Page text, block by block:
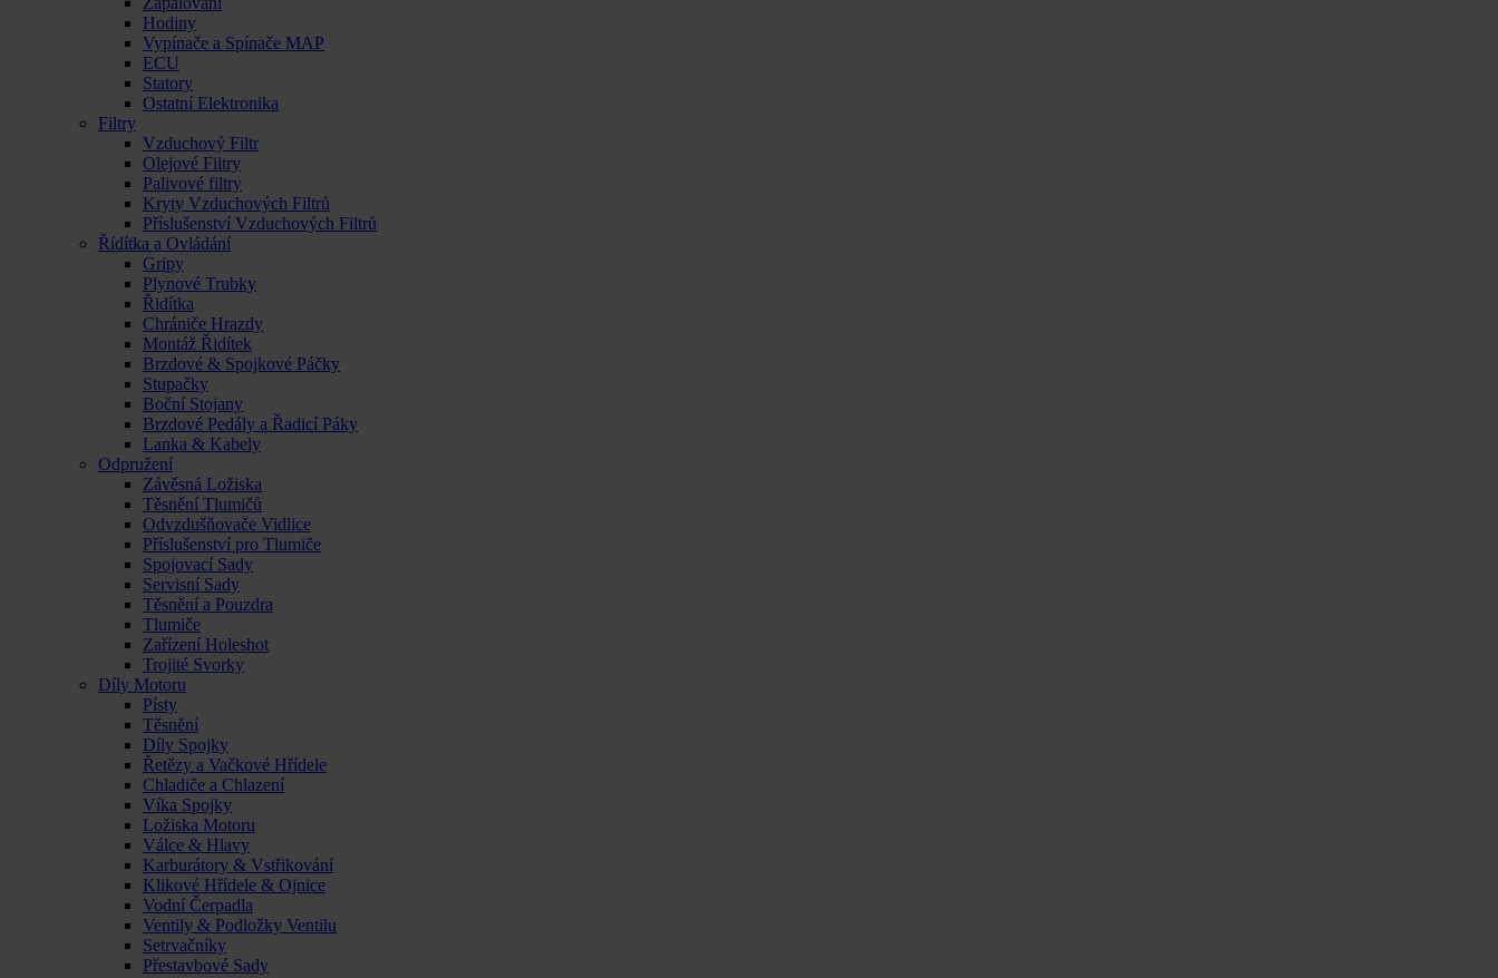
Hodiny
Vypínače a Spínače MAP
ECU
Statory
Ostatní Elektronika
Filtry
Vzduchový Filtr
Olejové Filtry
Palivové filtry
Kryty Vzduchových Filtrů
Příslušenství Vzduchových Filtrů
Řídítka a Ovládání
Gripy
Plynové Trubky
Řidítka
Chrániče Hrazdy
Montáž Řidítek
Brzdové & Spojkové Páčky
Stupačky
Boční Stojany
Brzdové Pedály a Řadicí Páky
Lanka & Kabely
Odpružení
Závěsná Ložiska
Těsnění Tlumičů
Odvzdušňovače Vidlice
Příslušenství pro Tlumiče
Spojovací Sady
Servisní Sady
Těsnění a Pouzdra
Tlumiče
Zařízení Holeshot
Trojité Svorky
Díly Motoru
Písty
Těsnění
Díly Spojky
Řetězy a Vačkové Hřídele
Chladiče a Chlazení
Víka Spojky
Ložiska Motoru
Válce & Hlavy
Karburátory & Vstřikování
Klikové Hřídele & Ojnice
Vodní Čerpadla
Ventily & Podložky Ventilu
Setrvačníky
Přestavbové Sady